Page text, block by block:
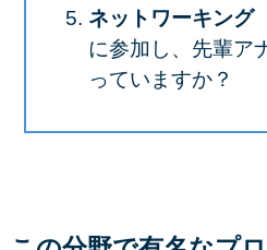
ネットワーキング
に参加し、先輩ア
っていますか？